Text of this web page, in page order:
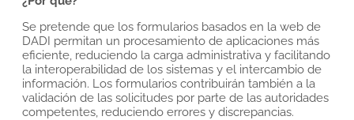
Se pretende que los formularios basados en la web de
DADI permitan un procesamiento de aplicaciones más
eficiente, reduciendo la carga administrativa y facilitando
la interoperabilidad de los sistemas y el intercambio de
información. Los formularios contribuirán también a la
validación de las solicitudes por parte de las autoridades
competentes, reduciendo errores y discrepancias.